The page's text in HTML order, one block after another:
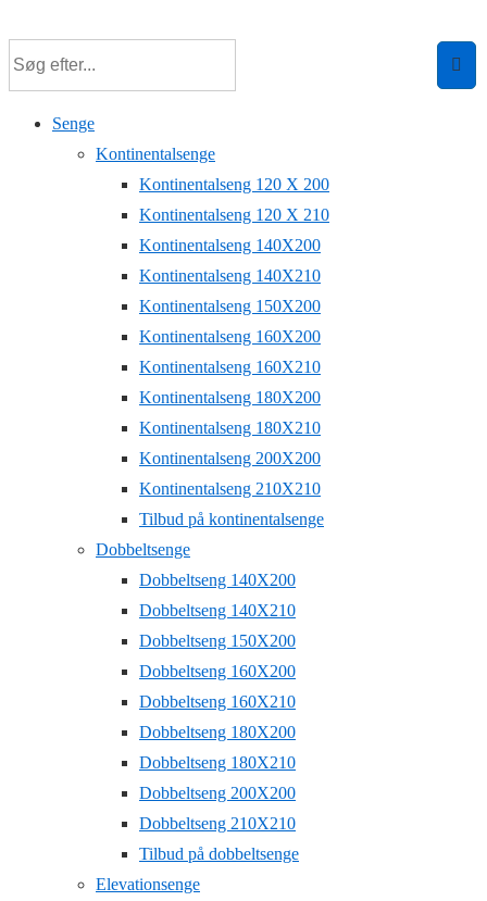
hovedindhold
Senge
Kontinentalsenge
Kontinentalseng 120 X 200
Kontinentalseng 120 X 210
Kontinentalseng 140X200
Kontinentalseng 140X210
Kontinentalseng 150X200
Kontinentalseng 160X200
Kontinentalseng 160X210
Kontinentalseng 180X200
Kontinentalseng 180X210
Kontinentalseng 200X200
Kontinentalseng 210X210
Tilbud på kontinentalsenge
Dobbeltsenge
Dobbeltseng 140X200
Dobbeltseng 140X210
Dobbeltseng 150X200
Dobbeltseng 160X200
Dobbeltseng 160X210
Dobbeltseng 180X200
Dobbeltseng 180X210
Dobbeltseng 200X200
Dobbeltseng 210X210
Tilbud på dobbeltsenge
Elevationsenge